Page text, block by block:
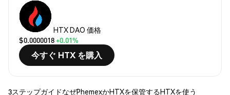
HTX DAO 価格
$0.0000018+0.01%
今すぐ HTX を購入
3ステップガイドなぜPhemexかHTXを保管するHTXを使う